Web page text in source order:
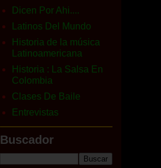
Dicen Por Ahi....
Latinos Del Mundo
Historia de la música
Latinoamericana
Historia : La Salsa En
Colombia
Clases De Baile
Entrevistas
Buscador